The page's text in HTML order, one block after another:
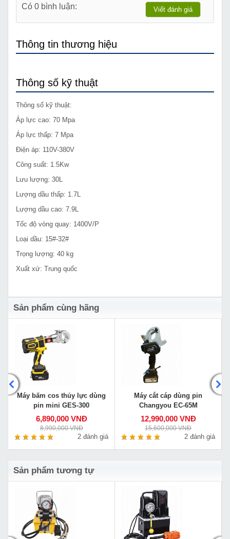
Có 0 bình luận: Viết đánh giá
Thông tin thương hiệu
Thông số kỹ thuật
Thông số kỹ thuật:
Áp lực cao: 70 Mpa
Áp lực thấp: 7 Mpa
Điện áp: 110V-380V
Công suất: 1.5Kw
Lưu lượng: 30L
Lượng dầu thấp: 1.7L
Lượng dầu cao: 7.9L
Tốc độ vòng quay: 1400V/P
Loại dầu: 15#-32#
Trọng lượng: 40 kg
Xuất xứ: Trung quốc
Sản phẩm cùng hãng
Máy bấm cos thủy lực dùng
pin mini GES-300
6,890,000 VNĐ
8,990,000 VNĐ
2 đánh giá
Máy cắt cáp dùng pin
Changyou EC-65M
12,990,000 VNĐ
15,600,000 VNĐ
2 đánh giá
Sản phẩm tương tự